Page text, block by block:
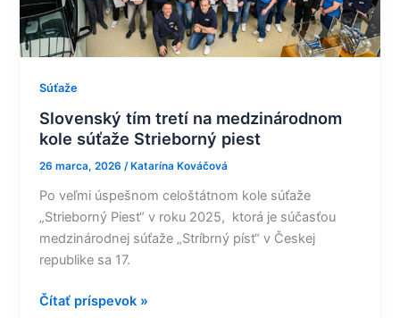
Súťaže
Slovenský tím tretí na medzinárodnom
kole súťaže Strieborný piest
26 marca, 2026/ Katarína Kováčová
Po veľmi úspešnom celoštátnom kole súťaže
„Strieborný Piest“ v roku 2025, ktorá je súčasťou
medzinárodnej súťaže „Stríbrný píst“ v Českej
republike sa 17.
Strieborný
piest
Čítať príspevok »